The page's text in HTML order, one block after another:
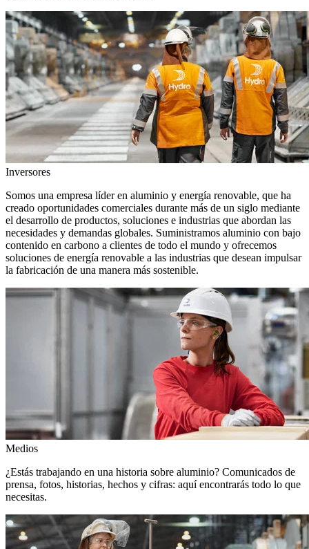
Inversores
Somos una empresa líder en aluminio y energía renovable, que ha
creado oportunidades comerciales durante más de un siglo mediante
el desarrollo de productos, soluciones e industrias que abordan las
necesidades y demandas globales. Suministramos aluminio con bajo
contenido en carbono a clientes de todo el mundo y ofrecemos
soluciones de energía renovable a las industrias que desean impulsar
la fabricación de una manera más sostenible.
Medios
¿Estás trabajando en una historia sobre aluminio? Comunicados de
prensa, fotos, historias, hechos y cifras: aquí encontrarás todo lo que
necesitas.